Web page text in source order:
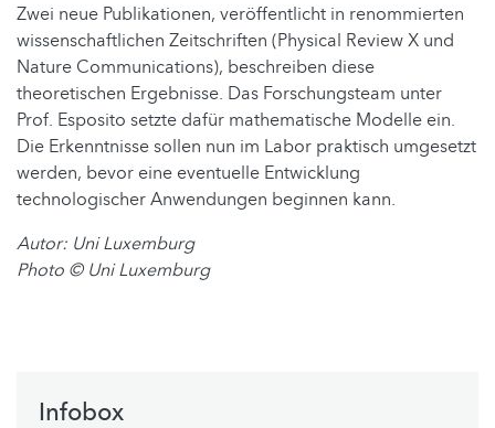
Zwei neue Publikationen, veröffentlicht in renommierten
wissenschaftlichen Zeitschriften (Physical Review X und
Nature Communications), beschreiben diese
theoretischen Ergebnisse. Das Forschungsteam unter
Prof. Esposito setzte dafür mathematische Modelle ein.
Die Erkenntnisse sollen nun im Labor praktisch umgesetzt
werden, bevor eine eventuelle Entwicklung
technologischer Anwendungen beginnen kann.
Autor: Uni Luxemburg
Photo © Uni Luxemburg
Infobox